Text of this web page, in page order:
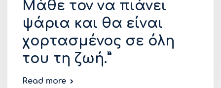
Μάθε τον να πιάνει
ψάρια και θα είναι
χορτασμένος σε όλη
του τη ζωή.”
Read more